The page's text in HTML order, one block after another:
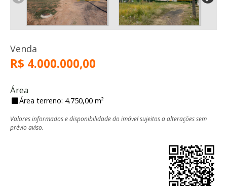
Venda
R$ 4.000.000,00
Área
Área terreno: 4.750,00 m²
Valores informados e disponibilidade do imóvel sujeitos a alterações sem
prévio aviso.